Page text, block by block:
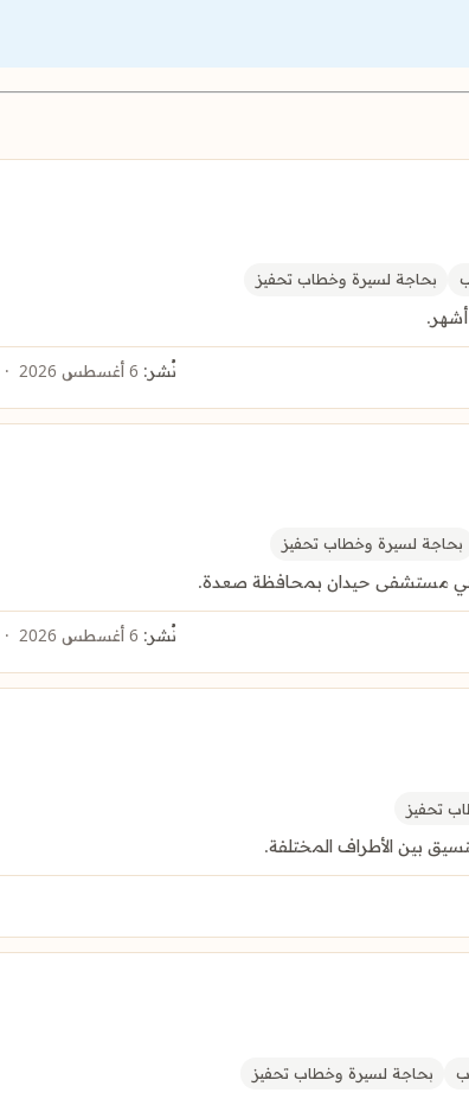
بحاجة لسيرة وخطاب تحفيز
نُشر:
بحاجة لسيرة وخطاب تحفيز
في مستشفى حيدان بمحافظة صعدة.
نُشر:
تحفيز
بين الأطراف المختلفة.
بحاجة لسيرة وخطاب تحفيز